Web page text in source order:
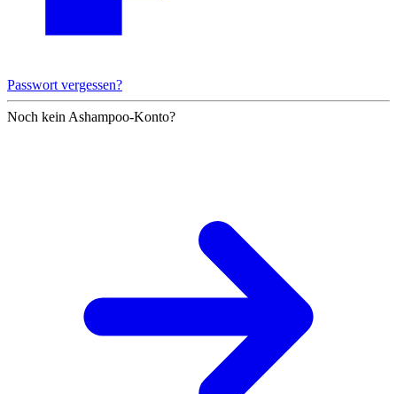
Passwort vergessen?
Noch kein Ashampoo-Konto?